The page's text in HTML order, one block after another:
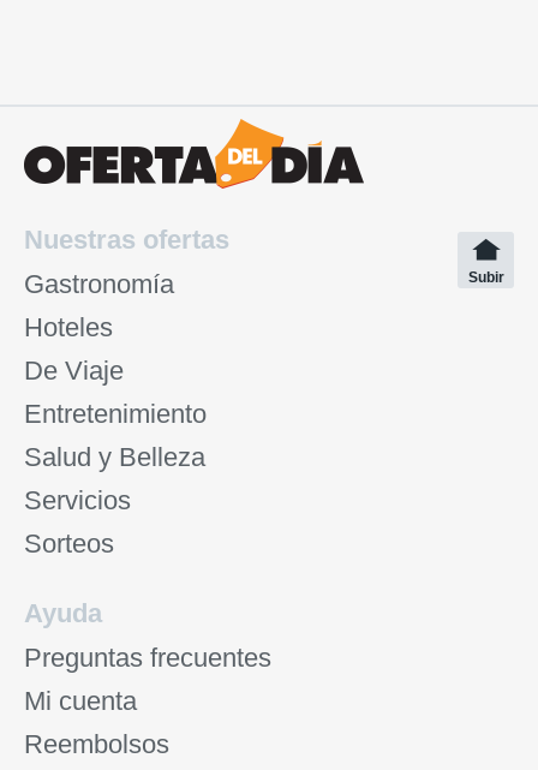
Nuestras ofertas
Gastronomía
Hoteles
De Viaje
Entretenimiento
Salud y Belleza
Servicios
Sorteos
Subir
Ayuda
Preguntas frecuentes
Mi cuenta
Reembolsos